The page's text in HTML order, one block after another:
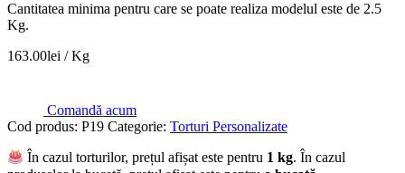
Cantitatea minima pentru care se poate realiza modelul este de 2.5
Kg.
163.00lei / Kg
Comandă acum
Cod produs: P19 Categorie: Torturi Personalizate
În cazul torturilor, prețul afișat este pentru 1 kg. În cazul